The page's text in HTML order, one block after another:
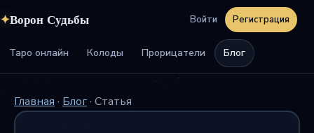
✦Ворон Судьбы
Таро онлайн Колоды Прорицатели Блог
Войти Регистрация
Главная · Блог· Статья